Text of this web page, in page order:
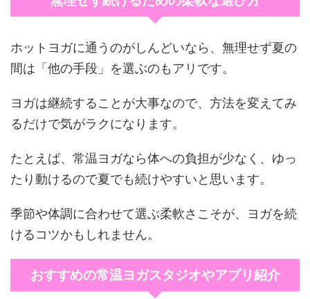
ホットヨガに通うのがしんどいなら、無理せず夏の
間は「他の手段」を選ぶのもアリです。
ヨガは継続することが大事なので、方法を変えてみ
るだけで気がラクになります。
たとえば、常温ヨガなら体への負担が少なく、ゆっ
たり動けるので夏でも続けやすいと思います。
季節や体調に合わせて選ぶ柔軟さこそが、ヨガを続
けるコツかもしれません。
おすすめの常温ヨガスタジオやアプリ紹介